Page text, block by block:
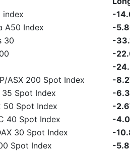
index
-
A50 Index
-
30
-
-
-
ASX 200 Spot Index
-
35 Spot Index
-
50 Spot Index
-
40 Spot Index
-
30 Spot Index
-
Spot Index
-